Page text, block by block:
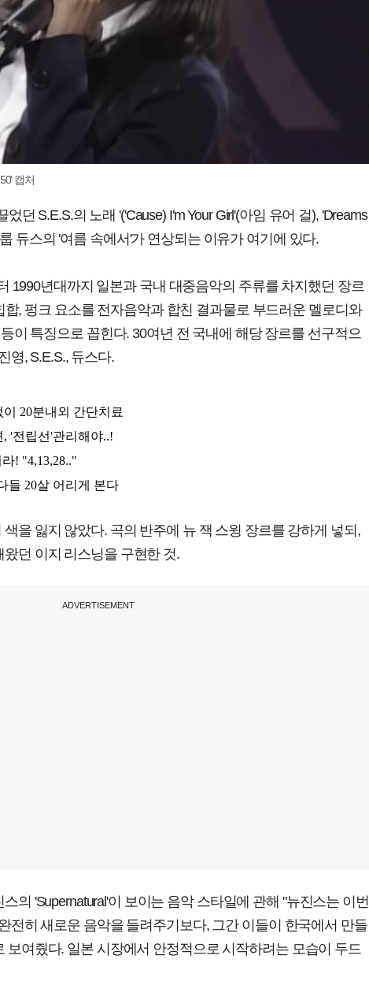
캡처
던 S.E.S.의 노래 '('Cause) I'm Your Girl'(아임 유어 걸), 'Dreams
듀스의 '여름 속에서'가 연상되는 이유가 여기에 있다.
1990년대까지 일본과 국내 대중음악의 주류를 차지했던 장르
합, 펑크 요소를 전자음악과 합친 결과물로 부드러운 멜로디와
이 특징으로 꼽힌다. 30여년 전 국내에 해당 장르를 선구적으
영, S.E.S., 듀스다.
을 잃지 않았다. 곡의 반주에 뉴 잭 스윙 장르를 강하게 넣되,
던 이지 리스닝을 구현한 것.
ADVERTISEMENT
의 'Supernatural'이 보이는 음악 스타일에 관해 "뉴진스는 이번
전히 새로운 음악을 들려주기보다, 그간 이들이 한국에서 만들
보여줬다. 일본 시장에서 안정적으로 시작하려는 모습이 두드